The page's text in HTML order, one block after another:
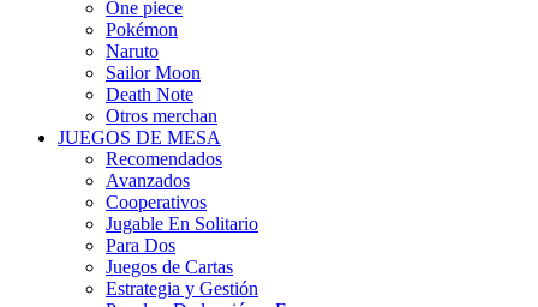
One piece
Pokémon
Naruto
Sailor Moon
Death Note
Otros merchan
JUEGOS DE MESA
Recomendados
Avanzados
Cooperativos
Jugable En Solitario
Para Dos
Juegos de Cartas
Estrategia y Gestión